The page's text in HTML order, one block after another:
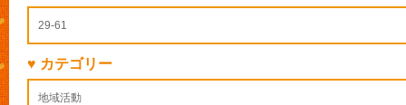
29-61
♥ カテゴリー
地域活動